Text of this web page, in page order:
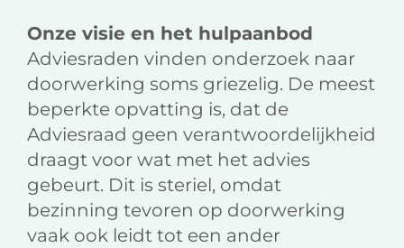
Onze visie en het hulpaanbod
Adviesraden vinden onderzoek naar
doorwerking soms griezelig. De meest
beperkte opvatting is, dat de
Adviesraad geen verantwoordelijkheid
draagt voor wat met het advies
gebeurt. Dit is steriel, omdat
bezinning tevoren op doorwerking
vaak ook leidt tot een ander